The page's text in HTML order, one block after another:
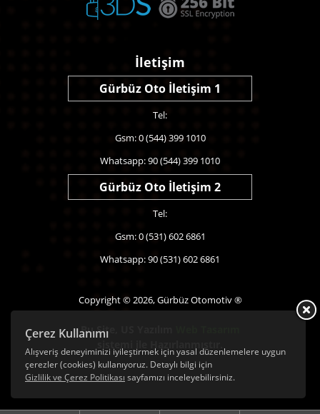
Çerez Kullanımı
Alışveriş deneyiminizi iyileştirmek için yasal düzenlemelere uygun
çerezler (cookies) kullanıyoruz. Detaylı bilgi için
Gizlilik ve Çerez Politikası sayfamızı inceleyebilirsiniz.
İletişim
Gürbüz Oto İletişim 1
Tel:
Gsm: 0 (544) 399 1010
Whatsapp: 90 (544) 399 1010
Gürbüz Oto İletişim 2
Tel:
Gsm: 0 (531) 602 6861
Whatsapp: 90 (531) 602 6861
Copyright © 2026, Gürbüz Otomotiv ®
Bu Site,